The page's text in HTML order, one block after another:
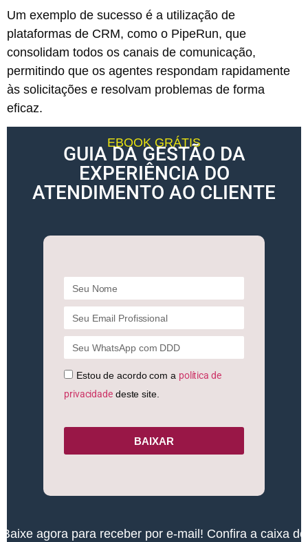
Um exemplo de sucesso é a utilização de
plataformas de CRM, como o PipeRun, que
consolidam todos os canais de comunicação,
permitindo que os agentes respondam rapidamente
às solicitações e resolvam problemas de forma
eficaz.
EBOOK GRÁTIS
GUIA DA GESTÃO DA
EXPERIÊNCIA DO
ATENDIMENTO AO CLIENTE
Estou de acordo com a política de
privacidadedeste site.
BAIXAR
Baixe agora para receber por e-mail! Confira a caixa de